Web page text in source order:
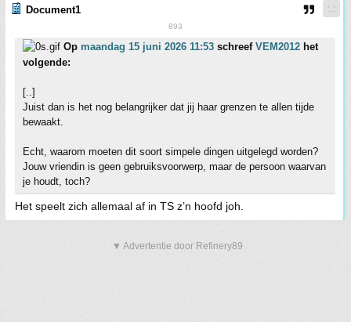
Document1
893
Op maandag 15 juni 2026 11:53 schreef VEM2012 het
volgende:
[..]
Juist dan is het nog belangrijker dat jij haar grenzen te allen tijde
bewaakt.
Echt, waarom moeten dit soort simpele dingen uitgelegd worden?
Jouw vriendin is geen gebruiksvoorwerp, maar de persoon waarvan
je houdt, toch?
Het speelt zich allemaal af in TS z’n hoofd joh.
▼ Advertentie door Refinery89